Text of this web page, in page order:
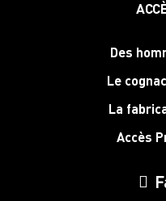
Des
Le
La
Accès